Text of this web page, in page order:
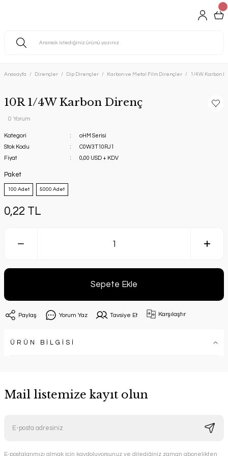
Anasayfa Dirençler Dip Dirençler Karbon ve Metal Film Dirençler 1/4W Karbon
10R 1/4W Karbon Direnç
0 Yorum
Kategori
oHM Serisi
Stok Kodu
C0W3T10RJ1
Fiyat
0,00 USD + KDV
Paket
100 Adet 5000 Adet
0,22 TL
Sepete Ekle
Paylaş Yorum Yaz Tavsiye Et Karşılaştır
ÜRÜN BİLGİSİ
Mail listemize kayıt olun
E-postalarımızı almak için kaydoluyorsunuz ve dilediğiniz zaman abonelikten